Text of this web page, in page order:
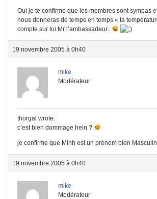
Oui je te confirme que les membres sont sympas
nous donneras de temps en temps « la
compte sur toi Mr l’ambassadeur..
19 novembre 2005 à 0h40
mike
Modérateur
thorgal wrote:
c’est bien dommage hein ?
je confirme que Minh est un prénom bien Masculin.
19 novembre 2005 à 0h40
mike
Modérateur